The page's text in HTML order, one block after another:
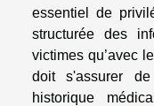
essentiel de
structurée des
victimes qu’avec
doit s'assurer
historique